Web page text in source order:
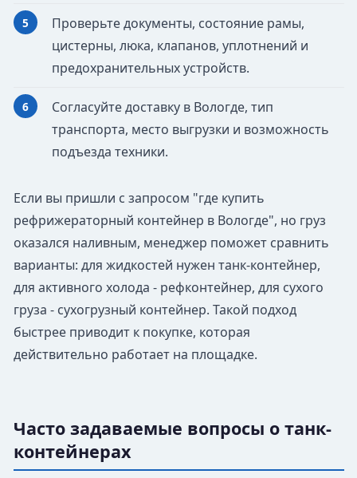
Проверьте документы, состояние рамы,
цистерны, люка, клапанов, уплотнений и
предохранительных устройств.
Согласуйте доставку в Вологде, тип
транспорта, место выгрузки и возможность
подъезда техники.
Если вы пришли с запросом "где купить
рефрижераторный контейнер в Вологде", но груз
оказался наливным, менеджер поможет сравнить
варианты: для жидкостей нужен танк-контейнер,
для активного холода - рефконтейнер, для сухого
груза - сухогрузный контейнер. Такой подход
быстрее приводит к покупке, которая
действительно работает на площадке.
Часто задаваемые вопросы о танк-
контейнерах